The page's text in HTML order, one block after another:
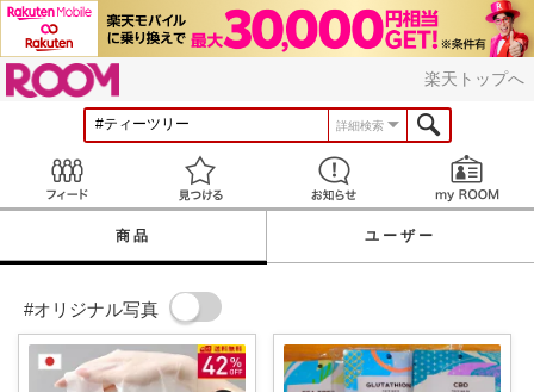
楽天トップへ
詳細検索
見つける お知らせ
商品 ユーザー
#オリジナル写真